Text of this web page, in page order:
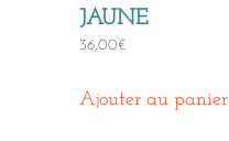
JAUNE
36,00€
Ajouter au panier